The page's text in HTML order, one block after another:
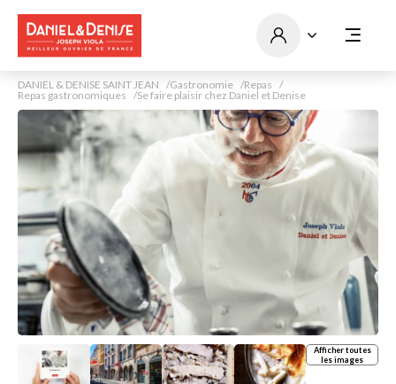
DANIEL & DENISE SAINT JEAN Gastronomie
Repas
Repas gastronomiques
Se faire plaisir chez Daniel et Denise
Afficher toutes
les images